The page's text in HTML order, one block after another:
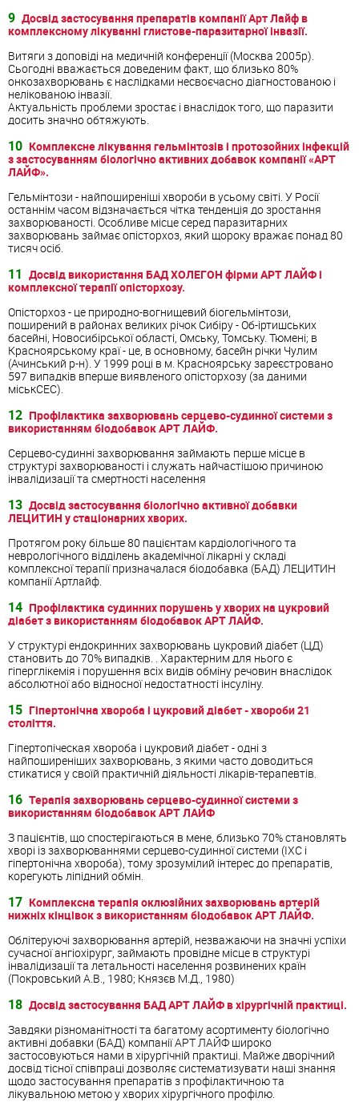
9 Досвід застосування препаратів компанії Арт Лайф в
комплексному лікуванні глистове-паразитарної інвазії.
Витяги з доповіді на медичній конференції (Москва 2005р).
Сьогодні вважається доведеним факт, що близько 80%
онкозахворювань є наслідками несвоєчасно діагностованою і
нелікованою інвазії.
Актуальність проблеми зростає і внаслідок того, що паразити
досить значно обтяжують.
10 Комплексне лікування гельмінтозів і протозойних інфекцій
з застосуванням біологічно активних добавок компанії «АРТ
ЛАЙФ».
Гельмінтози - найпоширеніші хвороби в усьому світі. У Росії
останнім часом відзначається чітка тенденція до зростання
захворюваності. Особливе місце серед паразитарних
захворювань займає опісторхоз, який щороку вражає понад 80
тисяч осіб.
11 Досвід використання БАД ХОЛЕГОН фірми АРТ ЛАЙФ і
комплексної терапії опісторхозу.
Опісторхоз - це природно-вогнищевий біогельмінтози,
поширений в районах великих річок Сибіру - Об-іртишських
басейні, Новосибірської області, Омську, Томську. Тюмені; в
Красноярському краї - це, в основному, басейн річки Чулим
(Ачинський р-н). У 1999 році в м. Красноярську зареєстровано
597 випадків вперше виявленого опісторхозу (за даними
міськСЕС).
12 Профілактика захворювань серцево-судинної системи з
використанням біодобавок АРТ ЛАЙФ.
Серцево-судинні захворювання займають перше місце в
структурі захворюваності і служать найчастішою причиною
інвалідизації та смертності населення
13 Досвід застосування біологічно активної добавки
ЛЕЦИТИН у стаціонарних хворих.
Протягом року більше 80 пацієнтам кардіологічного та
неврологічного відділень академічної лікарні у складі
комплексної терапії призначалася біодобавка (БАД) ЛЕЦИТИН
компанії Артлайф.
14 Профілактика судинних порушень у хворих на цукровий
діабет з використанням біодобавок АРТ ЛАЙФ.
У структурі ендокринних захворювань цукровий діабет (ЦД)
становить до 70% випадків. . Характерним для нього є
гіперглікемія і порушення всіх видів обміну речовин внаслідок
абсолютної або відносної недостатності інсуліну.
15 Гіпертонічна хвороба і цукровий діабет - хвороби 21
століття.
Гіпертопіческая хвороба і цукровий діабет - одні з
найпоширеніших захворювань, з якими часто доводиться
стикатися у своїй практичній діяльності лікарів-терапевтів.
16 Терапія захворювань серцево-судинної системи з
використанням біодобавок АРТ ЛАЙФ
З пацієнтів, що спостерігаються в мене, близько 70% становлять
хворі із захворюваннями серцево-судинної системи (ІХС і
гіпертонічна хвороба), тому зрозумілий інтерес до препаратів,
корегують ліпідний обмін.
17 Комплексна терапія оклюзійних захворювань артерій
нижніх кінцівок з використанням біодобавок АРТ ЛАЙФ.
Облітеруючі захворювання артерій, незважаючи на значні успіхи
сучасної ангіохірург, займають провідне місце в структурі
інвалідизації та летальності населення розвинених країн
(Покровський А.В., 1980; Князєв М.Д., 1980)
18 Досвід застосування БАД АРТ ЛАЙФ в хірургічній практиці.
Завдяки різноманітності та багатому асортименту біологічно
активні добавки (БАД) компанії АРТ ЛАЙФ широко
застосовуються нами в хірургічній практиці. Майже дворічний
досвід тісної співпраці дозволяє систематизувати наші знання
щодо застосування препаратів з профілактичною та
лікувальною метою у хворих хірургічного профілю.